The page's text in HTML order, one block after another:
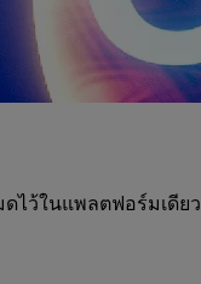
ดไว้ในแพลตฟอร์มเดียว